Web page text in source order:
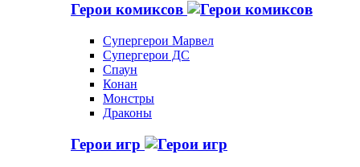
Герои комиксов
Супергерои Марвел
Супергерои ДС
Спаун
Конан
Монстры
Драконы
Герои игр